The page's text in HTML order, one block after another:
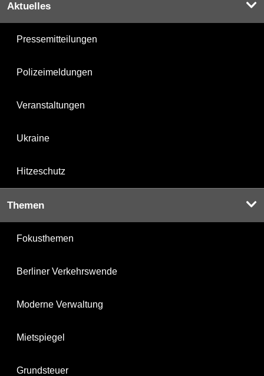
Aktuelles
Pressemitteilungen
Polizeimeldungen
Veranstaltungen
Ukraine
Hitzeschutz
Themen
Fokusthemen
Berliner Verkehrswende
Moderne Verwaltung
Mietspiegel
Grundsteuer